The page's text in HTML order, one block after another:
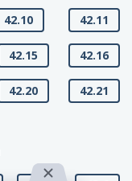
42.10 42.11
42.15 42.16
42.20 42.21